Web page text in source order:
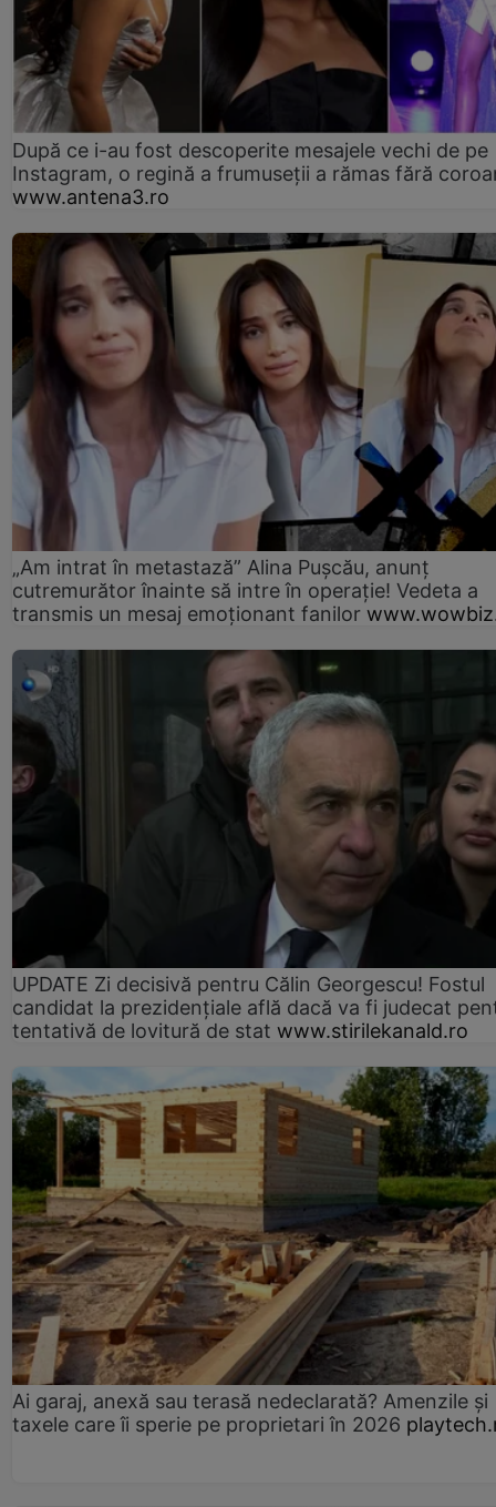
După ce i-au fost descoperite mesajele vechi de pe
Instagram, o regină a frumuseții a rămas fără
www.antena3.ro
„Am intrat în metastază” Alina Pușcău, anunț
cutremurător înainte să intre în operație! Vedeta a
transmis un mesaj emoționant fanilor
UPDATE Zi decisivă pentru Călin Georgescu! Fostul
candidat la prezidențiale află dacă va fi judecat
tentativă de lovitură de stat www.stirilekanald.ro
Ai garaj, anexă sau terasă nedeclarată? Amenzile și
taxele care îi sperie pe proprietari în 2026